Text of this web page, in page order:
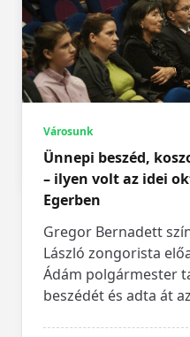
Városunk
Szűk körben,
Felnémeten és a
Kisebb, meghittebb
Egrivalasz Okt 24,
Városunk
Ünnepi beszéd,
– ilyen volt az idei
Egerben
Gregor Bernadett
László zongorista
Ádám polgármester
beszédét és adta át